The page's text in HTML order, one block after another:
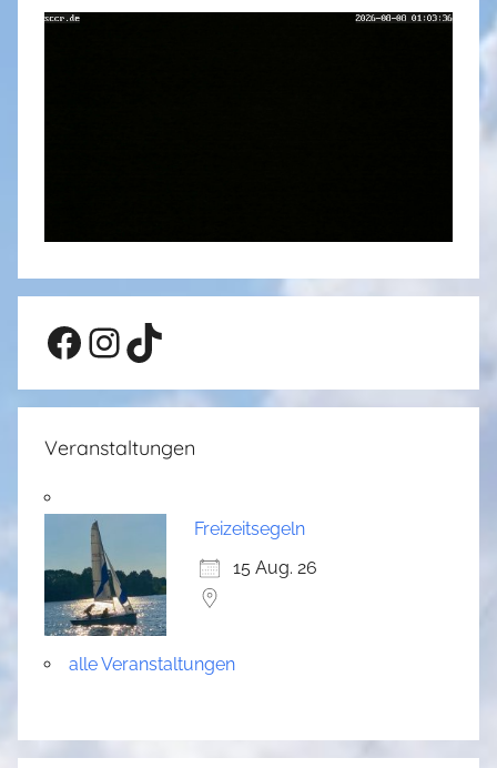
Facebook
Instagram
TikTok
Veranstaltungen
Freizeitsegeln
15 Aug. 26
alle Veranstaltungen